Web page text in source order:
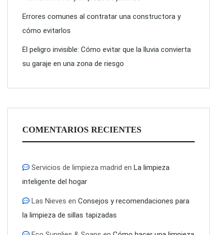
Errores comunes al contratar una constructora y
cómo evitarlos
El peligro invisible: Cómo evitar que la lluvia convierta
su garaje en una zona de riesgo
COMENTARIOS RECIENTES
Servicios de limpieza madrid en La limpieza
inteligente del hogar
Las Nieves en Consejos y recomendaciones para
la limpieza de sillas tapizadas